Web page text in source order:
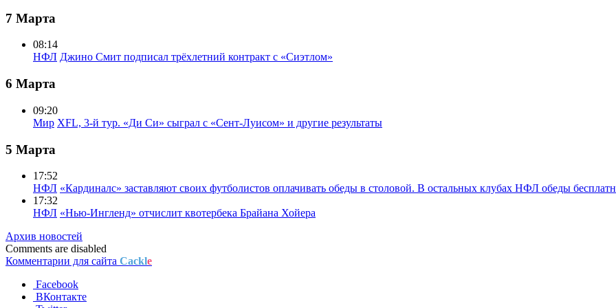
7 Марта
08:14
НФЛ Джино Смит подписал трёхлетний контракт с «Сиэтлом»
6 Марта
09:20
Мир XFL, 3-й тур. «Ди Си» сыграл с «Сент-Луисом» и другие результаты
5 Марта
17:52
НФЛ «Кардиналс» заставляют своих футболистов оплачивать обеды в столовой. В остальных клубах НФЛ обеды
17:32
НФЛ «Нью-Ингленд» отчислит квотербека Брайана Хойера
Архив новостей
Comments are disabled
Комментарии для сайта Cackle
Facebook
ВКонтакте